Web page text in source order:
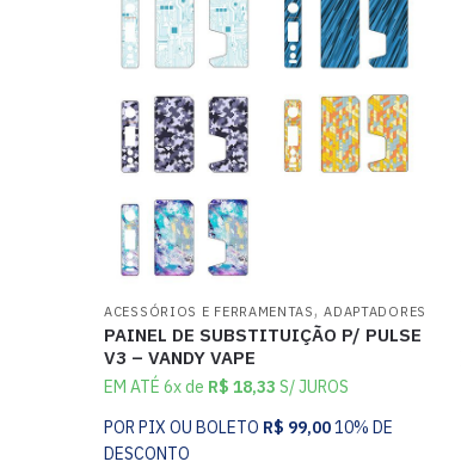
ACESSÓRIOS E FERRAMENTAS,ADAPTADORES
PAINEL DE SUBSTITUIÇÃO P/ PULSE
V3 – VANDY VAPE
EM ATÉ 6x de R$ 18,33 S/ JUROS
POR PIX OU BOLETO R$ 99,0010% DE
DESCONTO